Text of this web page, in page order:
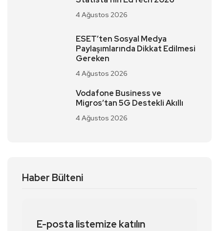
4 Ağustos 2026
ESET’ten Sosyal Medya
Paylaşımlarında Dikkat Edilmesi
Gereken
4 Ağustos 2026
Vodafone Business ve
Migros’tan 5G Destekli Akıllı
4 Ağustos 2026
Haber Bülteni
E-posta listemize katılın